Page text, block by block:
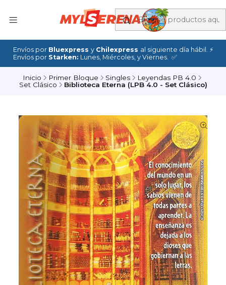
Envíos por Bluexpress y Chilexpress al siguiente día hábil. ⚡
Envíos por Starken: Lunes, Miércoles, y Viernes. ✅
Inicio Primer Bloque Singles
Leyendas PB 4.0
Set Clásico
Biblioteca Eterna (LPB 4.0 - Set Clásico)